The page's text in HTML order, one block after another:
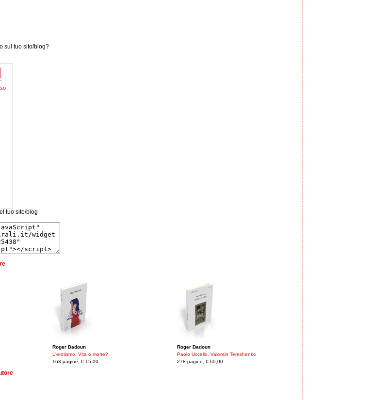
sul tuo sito/blog?
tuo sito/blog
Roger Dadoun
L'erotismo. Vita o morte?
163 pagine, € 15,00
Roger Dadoun
Paolo Uccello, Valentin Tereshenko
278 pagine, € 60,00